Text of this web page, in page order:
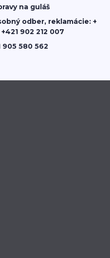
na guláš
odber, reklamácie: +
902 212 007
905 580 562